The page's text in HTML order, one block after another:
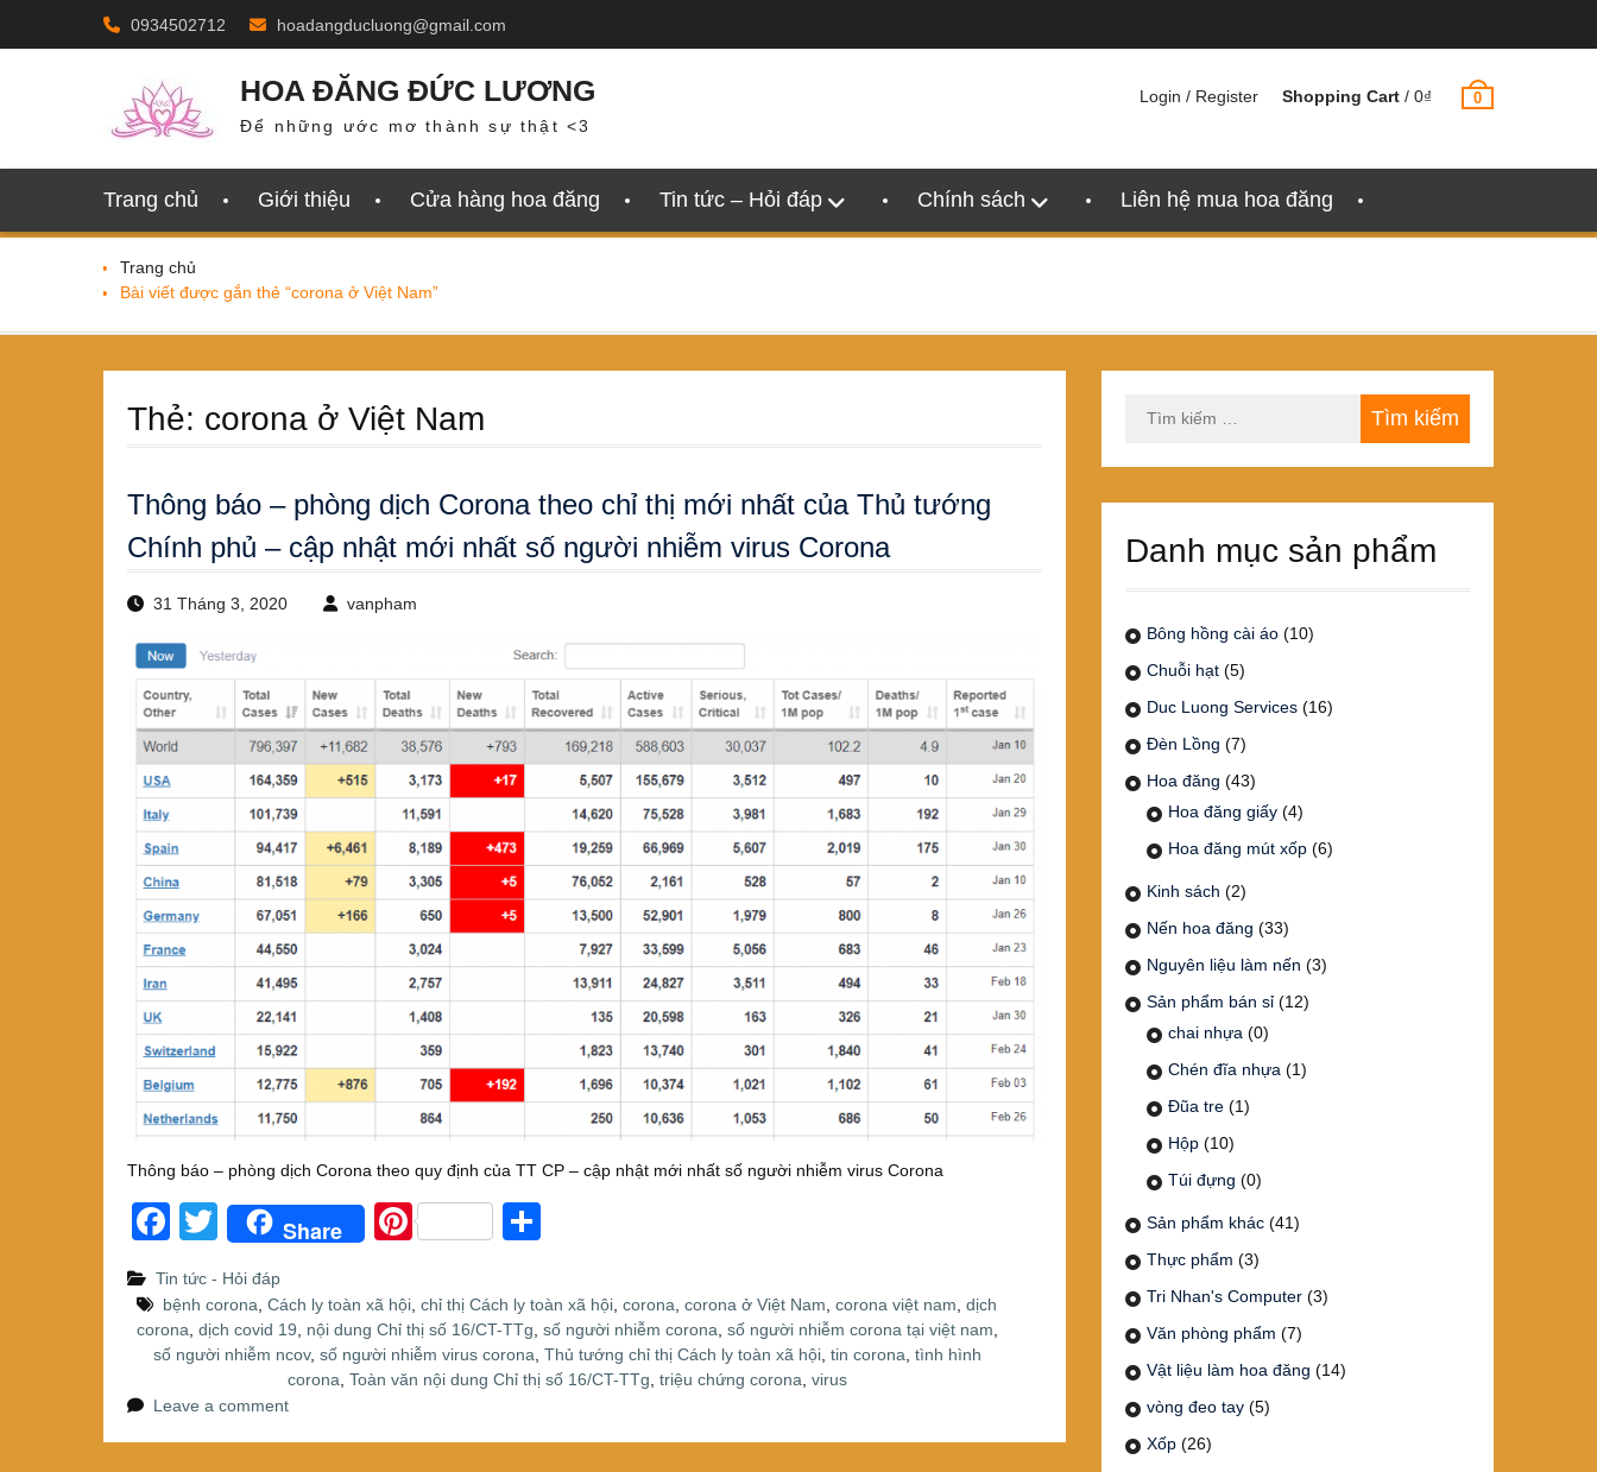
0934502712 hoadangducluong@gmail.com
HOA ĐĂNG ĐỨC LƯƠNG
Để những ước mơ thành sự thật <3
Login / Register Shopping Cart / 0₫ 0
Trang chủ Giới thiệu Cửa hàng hoa đăng Tin tức – Hỏi đáp Chính sách Liên hệ mua hoa đăng
Trang chủ
Bài viết được gắn thẻ “corona ở Việt Nam”
Thẻ: corona ở Việt Nam
Thông báo – phòng dịch Corona theo chỉ thị mới nhất của Thủ tướng
Chính phủ – cập nhật mới nhất số người nhiễm virus Corona
31 Tháng 3, 2020 vanpham
Thông báo – phòng dịch Corona theo quy định của TT CP – cập nhật mới nhất số người nhiễm virus Corona
F
c
e
b
o
o
T
tt
er
Share
Pi
er
e
st
ar
e
Tin tức - Hỏi đáp
bệnh corona Cách ly toàn xã hội chỉ thị Cách ly toàn xã hội corona corona ở Việt Nam corona việt nam dịch
corona dịch covid 19 nội dung Chỉ thị số 16/CT-TTg số người nhiễm corona số người nhiễm corona tại việt nam
số người nhiễm ncov, số người nhiễm virus corona Thủ tướng chỉ thị Cách ly toàn xã hội, tin corona tình hình
corona Toàn văn nội dung Chỉ thị số 16/CT-TTg triệu chứng corona virus
Leave a comment
kiếm
Danh mục sản phẩm
Bông hồng cài áo (10)
Chuỗi hạt (5)
Duc Luong Services (16)
Đèn Lồng (7)
Hoa đăng (43)
Hoa đăng giấy (4)
Hoa đăng mút xốp (6)
Kinh sách (2)
Nến hoa đăng (33)
Nguyên liệu làm nến (3)
Sản phẩm bán sỉ (12)
chai nhựa (0)
Chén đĩa nhựa (1)
Đũa tre (1)
Hộp (10)
Túi đựng (0)
Sản phẩm khác (41)
Thực phẩm (3)
Tri Nhan's Computer (3)
Văn phòng phẩm (7)
Vật liệu làm hoa đăng (14)
vòng đeo tay (5)
Xốp (26)